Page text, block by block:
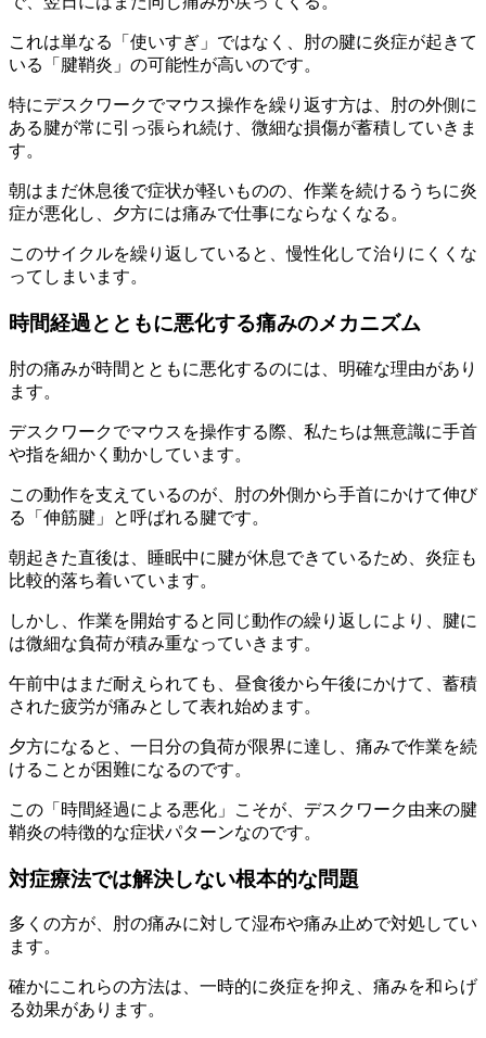
これは単なる「使いすぎ」ではなく、肘の腱に炎症が起きて
いる「腱鞘炎」の可能性が高いのです。
特にデスクワークでマウス操作を繰り返す方は、肘の外側に
ある腱が常に引っ張られ続け、微細な損傷が蓄積していきま
す。
朝はまだ休息後で症状が軽いものの、作業を続けるうちに炎
症が悪化し、夕方には痛みで仕事にならなくなる。
このサイクルを繰り返していると、慢性化して治りにくくな
ってしまいます。
時間経過とともに悪化する痛みのメカニズム
肘の痛みが時間とともに悪化するのには、明確な理由があり
ます。
デスクワークでマウスを操作する際、私たちは無意識に手首
や指を細かく動かしています。
この動作を支えているのが、肘の外側から手首にかけて伸び
る「伸筋腱」と呼ばれる腱です。
朝起きた直後は、睡眠中に腱が休息できているため、炎症も
比較的落ち着いています。
しかし、作業を開始すると同じ動作の繰り返しにより、腱に
は微細な負荷が積み重なっていきます。
午前中はまだ耐えられても、昼食後から午後にかけて、蓄積
された疲労が痛みとして表れ始めます。
夕方になると、一日分の負荷が限界に達し、痛みで作業を続
けることが困難になるのです。
この「時間経過による悪化」こそが、デスクワーク由来の腱
鞘炎の特徴的な症状パターンなのです。
対症療法では解決しない根本的な問題
多くの方が、肘の痛みに対して湿布や痛み止めで対処してい
ます。
確かにこれらの方法は、一時的に炎症を抑え、痛みを和らげ
る効果があります。